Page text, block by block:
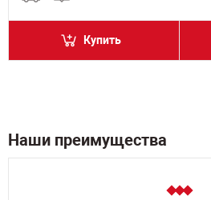
Купить
Наши преимущества